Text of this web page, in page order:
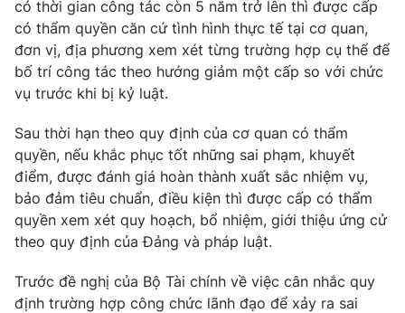
có thời gian công tác còn 5 năm trở lên thì được cấp
có thẩm quyền căn cứ tình hình thực tế tại cơ quan,
đơn vị, địa phương xem xét từng trường hợp cụ thể để
bố trí công tác theo hướng giảm một cấp so với chức
vụ trước khi bị kỷ luật.
Sau thời hạn theo quy định của cơ quan có thẩm
quyền, nếu khắc phục tốt những sai phạm, khuyết
điểm, được đánh giá hoàn thành xuất sắc nhiệm vụ,
bảo đảm tiêu chuẩn, điều kiện thì được cấp có thẩm
quyền xem xét quy hoạch, bổ nhiệm, giới thiệu ứng cử
theo quy định của Đảng và pháp luật.
Trước đề nghị của Bộ Tài chính về việc cân nhắc quy
định trường hợp công chức lãnh đạo để xảy ra sai